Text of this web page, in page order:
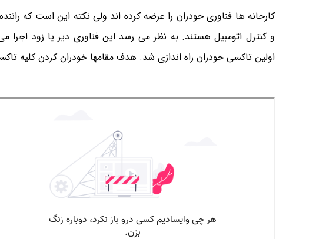
کارخانه ها فناوری خودران را عرضه کرده اند ولی نکته این است که راننده
و کنترل اتومبیل هستند. به نظر می رسد این فناوری دیر یا زود
اولین تاکسی خودران راه اندازی شد. هدف مقامها خودران کردن کلیه